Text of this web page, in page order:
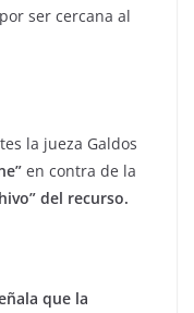
ser cercana al
la jueza Galdos
en contra de la
del recurso.
que la